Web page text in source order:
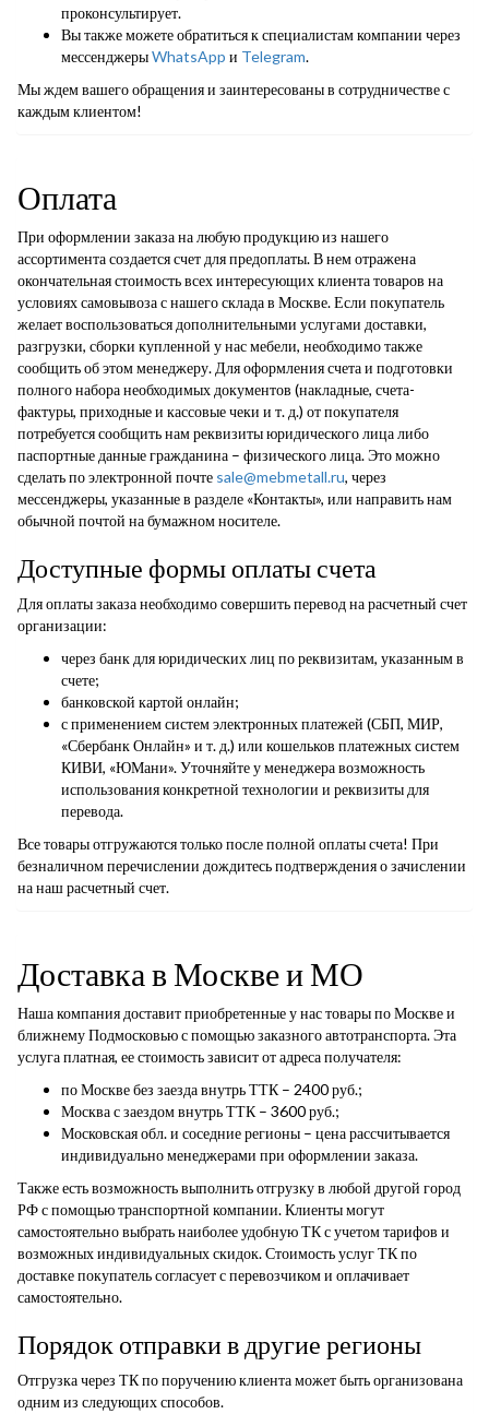
проконсультирует.
Вы также можете обратиться к специалистам компании через
мессенджерыWhatsApp и Telegram.
Мы ждем вашего обращения и заинтересованы в сотрудничестве с
каждым клиентом!
Оплата
При оформлении заказа на любую продукцию из нашего
ассортимента создается счет для предоплаты. В нем отражена
окончательная стоимость всех интересующих клиента товаров на
условиях самовывоза с нашего склада в Москве. Если покупатель
желает воспользоваться дополнительными услугами доставки,
разгрузки, сборки купленной у нас мебели, необходимо также
сообщить об этом менеджеру. Для оформления счета и подготовки
полного набора необходимых документов (накладные, счета-
фактуры, приходные и кассовые чеки и т. д.) от покупателя
потребуется сообщить нам реквизиты юридического лица либо
паспортные данные гражданина – физического лица. Это можно
сделать по электронной почте sale@mebmetall.ru, через
мессенджеры, указанные в разделе «Контакты», или направить нам
обычной почтой на бумажном носителе.
Доступные формы оплаты счета
Для оплаты заказа необходимо совершить перевод на расчетный счет
организации:
через банк для юридических лиц по реквизитам, указанным в
счете;
банковской картой онлайн;
с применением систем электронных платежей (СБП, МИР,
«Сбербанк Онлайн» и т. д.) или кошельков платежных систем
КИВИ, «ЮМани». Уточняйте у менеджера возможность
использования конкретной технологии и реквизиты для
перевода.
Все товары отгружаются только после полной оплаты счета! При
безналичном перечислении дождитесь подтверждения о зачислении
на наш расчетный счет.
Доставка в Москве и МО
Наша компания доставит приобретенные у нас товары по Москве и
ближнему Подмосковью с помощью заказного автотранспорта. Эта
услуга платная, ее стоимость зависит от адреса получателя:
по Москве без заезда внутрь ТТК – 2400 руб.;
Москва с заездом внутрь ТТК – 3600 руб.;
Московская обл. и соседние регионы – цена рассчитывается
индивидуально менеджерами при оформлении заказа.
Также есть возможность выполнить отгрузку в любой другой город
РФ с помощью транспортной компании. Клиенты могут
самостоятельно выбрать наиболее удобную ТК с учетом тарифов и
возможных индивидуальных скидок. Стоимость услуг ТК по
доставке покупатель согласует с перевозчиком и оплачивает
самостоятельно.
Порядок отправки в другие регионы
Отгрузка через ТК по поручению клиента может быть организована
одним из следующих способов.